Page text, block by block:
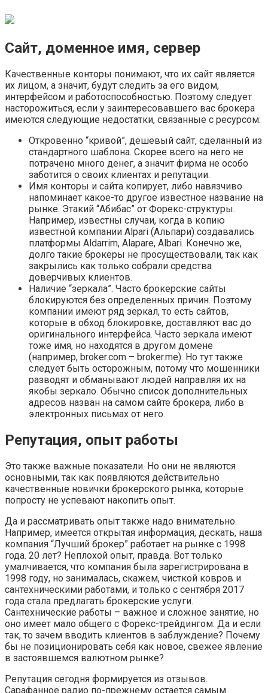
Сайт, доменное имя, сервер
Качественные конторы понимают, что их сайт является
их лицом, а значит, будут следить за его видом,
интерфейсом и работоспособностью. Поэтому следует
насторожиться, если у заинтересовавшего вас брокера
имеются следующие недостатки, связанные с ресурсом:
Откровенно “кривой”, дешевый сайт, сделанный из
стандартного шаблона. Скорее всего на него не
потрачено много денег, а значит фирма не особо
заботится о своих клиентах и репутации.
Имя конторы и сайта копирует, либо навязчиво
напоминает какое-то другое известное название на
рынке. Этакий “Абибас” от Форекс-структуры.
Например, известны случаи, когда в копию
известной компании Alpari (Альпари) создавались
платформы Aldarrim, Alapare, Albari. Конечно же,
долго такие брокеры не просуществовали, так как
закрылись как только собрали средства
доверчивых клиентов.
Наличие “зеркала”. Часто брокерские сайты
блокируются без определенных причин. Поэтому
компании имеют ряд зеркал, то есть сайтов,
которые в обход блокировке, доставляют вас до
оригинального интерфейса. Часто зеркала имеют
тоже имя, но находятся в другом домене
(например, broker.com – broker.me). Но тут также
следует быть осторожным, потому что мошенники
разводят и обманывают людей направляя их на
якобы зеркало. Обычно список дополнительных
адресов назван на самом сайте брокера, либо в
электронных письмах от него.
Репутация, опыт работы
Это также важные показатели. Но они не являются
основными, так как появляются действительно
качественные новички брокерского рынка, которые
попросту не успевают накопить опыт.
Да и рассматривать опыт также надо внимательно.
Например, имеется открытая информация, дескать, наша
компания “Лучший брокер” работает на рынке с 1998
года. 20 лет? Неплохой опыт, правда. Вот только
умалчивается, что компания была зарегистрирована в
1998 году, но занималась, скажем, чисткой ковров и
сантехническими работами, и только с сентября 2017
года стала предлагать брокерские услуги.
Сантехнические работы – важное и сложное занятие, но
оно имеет мало общего с Форекс-трейдингом. Да и если
так, то зачем вводить клиентов в заблуждение? Почему
бы не позиционировать себя как новое, свежее явление
в застоявшемся валютном рынке?
Репутация сегодня формируется из отзывов.
Сарафанное радио по-прежнему остается самым